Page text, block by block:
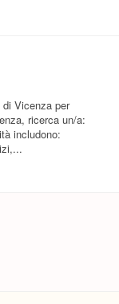
Vicenza per
ricerca un/a:
includono: